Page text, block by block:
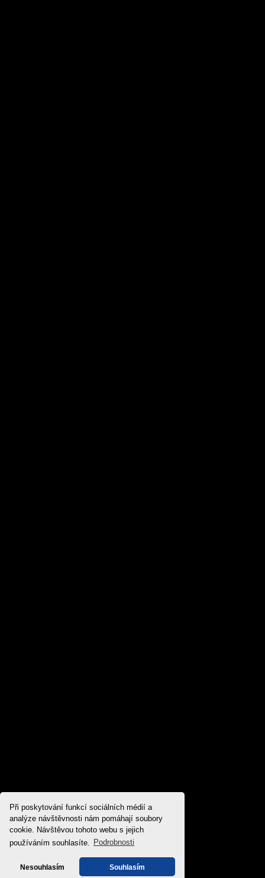
Při poskytování funkcí sociálních médií a
analýze návštěvnosti nám pomáhají soubory
cookie. Návštěvou tohoto webu s jejich
používáním souhlasíte.
Podrobnosti
Nesouhlasím Souhlasím